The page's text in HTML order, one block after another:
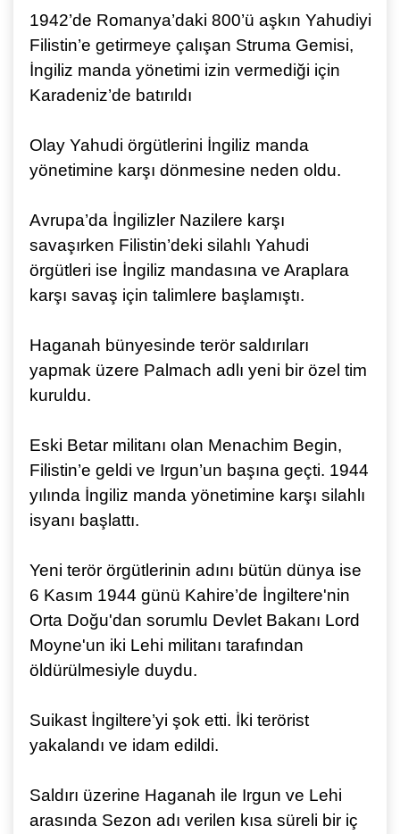
1942’de Romanya’daki 800’ü aşkın Yahudiyi
Filistin’e getirmeye çalışan Struma Gemisi,
İngiliz manda yönetimi izin vermediği için
Karadeniz’de batırıldı
Olay Yahudi örgütlerini İngiliz manda
yönetimine karşı dönmesine neden oldu.
Avrupa’da İngilizler Nazilere karşı
savaşırken Filistin’deki silahlı Yahudi
örgütleri ise İngiliz mandasına ve Araplara
karşı savaş için talimlere başlamıştı.
Haganah bünyesinde terör saldırıları
yapmak üzere Palmach adlı yeni bir özel tim
kuruldu.
Eski Betar militanı olan Menachim Begin,
Filistin’e geldi ve Irgun’un başına geçti. 1944
yılında İngiliz manda yönetimine karşı silahlı
isyanı başlattı.
Yeni terör örgütlerinin adını bütün dünya ise
6 Kasım 1944 günü Kahire’de İngiltere'nin
Orta Doğu'dan sorumlu Devlet Bakanı Lord
Moyne'un iki Lehi militanı tarafından
öldürülmesiyle duydu.
Suikast İngiltere’yi şok etti. İki terörist
yakalandı ve idam edildi.
Saldırı üzerine Haganah ile Irgun ve Lehi
arasında Sezon adı verilen kısa süreli bir iç